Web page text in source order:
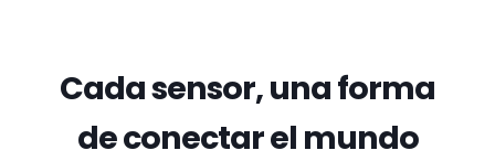
Cada sensor, una forma
de conectar el mundo